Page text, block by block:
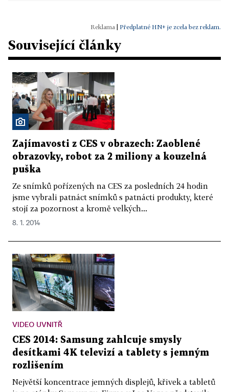
Předplatné HN+ je zcela bez reklam.
Související články
Zajímavosti z CES v obrazech: Zaoblené
obrazovky, robot za 2 miliony a kouzelná
puška
Ze snímků pořízených na CES za posledních 24 hodin
jsme vybrali patnáct snímků s patnácti produkty, které
stojí za pozornost a kromě velkých...
8. 1. 2014
VIDEO UVNITŘ
CES 2014: Samsung zahlcuje smysly
desítkami 4K televizí a tablety s jemným
rozlišením
Největší koncentrace jemných displejů, křivek a tabletů